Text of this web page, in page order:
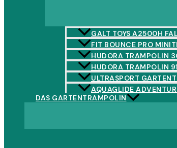
GALT TOYS A2500H
FIT BOUNCE PRO
HUDORA TRAMPOLIN
HUDORA TRAMPOLIN
ULTRASPORT
AQUAGLIDE
DAS GARTENTRAMPOLIN